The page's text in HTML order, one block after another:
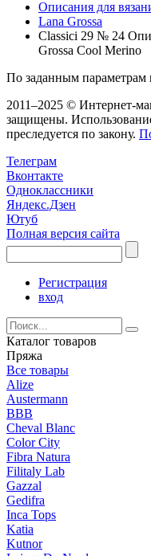
Описания для
Lana Grossa
Classici 29 № 24
Grossa Cool Merino
По заданным параметрам
2011–2025 © Интернет-
защищены.
преследуется по закону.
Телеграм
Вконтакте
Одноклассники
Яндекс.Дзен
Ютуб
Полная версия сайта
Регистрация
вход
Каталог товаров
Пряжа
Все товары
Alize
Austermann
BBB
Cheval Blanc
Color City
Fibra Natura
Filitaly Lab
Gazzal
Gedifra
Inca Tops
Katia
Kutnor